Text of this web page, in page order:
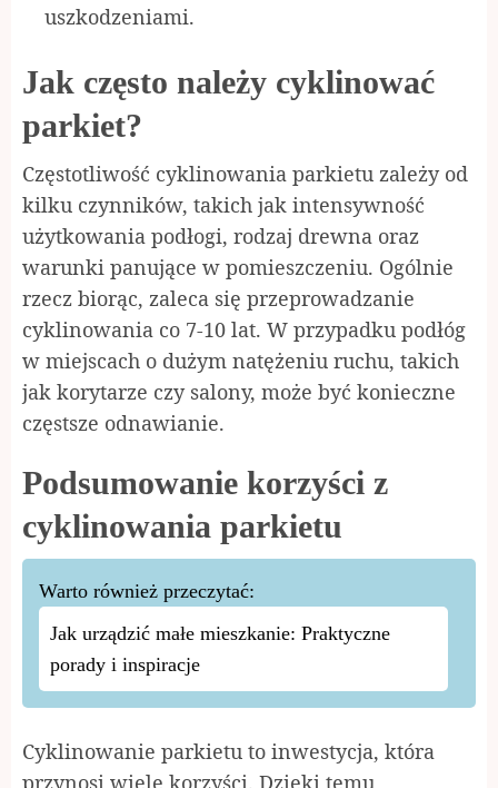
uszkodzeniami.
Jak często należy cyklinować
parkiet?
Częstotliwość cyklinowania parkietu zależy od
kilku czynników, takich jak intensywność
użytkowania podłogi, rodzaj drewna oraz
warunki panujące w pomieszczeniu. Ogólnie
rzecz biorąc, zaleca się przeprowadzanie
cyklinowania co 7-10 lat. W przypadku podłóg
w miejscach o dużym natężeniu ruchu, takich
jak korytarze czy salony, może być konieczne
częstsze odnawianie.
Podsumowanie korzyści z
cyklinowania parkietu
Warto również przeczytać:
Jak urządzić małe mieszkanie: Praktyczne
porady i inspiracje
Cyklinowanie parkietu to inwestycja, która
przynosi wiele korzyści. Dzięki temu